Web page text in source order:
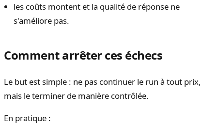
les coûts montent et la qualité de réponse ne
s'améliore pas.
Comment arrêter ces échecs
Le but est simple : ne pas continuer le run à tout prix,
mais le terminer de manière contrôlée.
En pratique :